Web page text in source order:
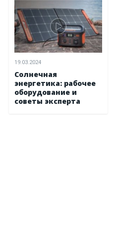
19.03.2024
Солнечная
энергетика: рабочее
оборудование и
советы эксперта